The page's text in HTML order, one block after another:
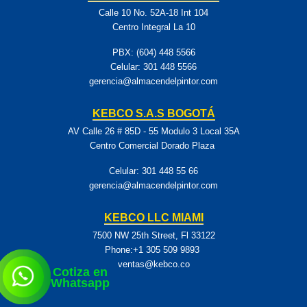
Cotiza en
Whatsapp
Calle 10 No. 52A-18 Int 104
Centro Integral La 10
PBX: (604) 448 5566
Celular: 301 448 5566
gerencia@almacendelpintor.com
KEBCO S.A.S BOGOTÁ
AV Calle 26 # 85D - 55 Modulo 3 Local 35A
Centro Comercial Dorado Plaza
Celular: 301 448 55 66
gerencia@almacendelpintor.com
KEBCO LLC MIAMI
7500 NW 25th Street, Fl 33122
Phone:+1 305 509 9893
ventas@kebco.co